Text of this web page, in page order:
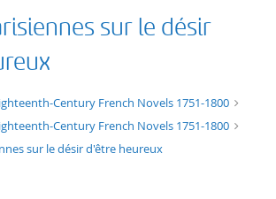
sur le désir
Century French Novels 1751-1800
Century French Novels 1751-1800
sur le désir d'être heureux